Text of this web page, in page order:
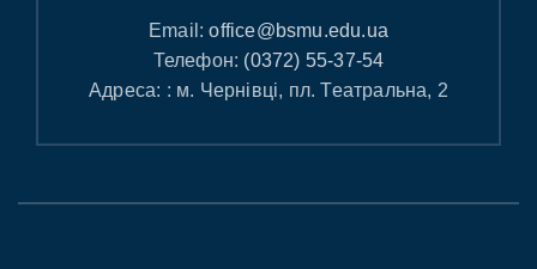
Email:office@bsmu.edu.ua
Телефон: (0372) 55-37-54
Адреса: : м. Чернівці, пл. Театральна, 2